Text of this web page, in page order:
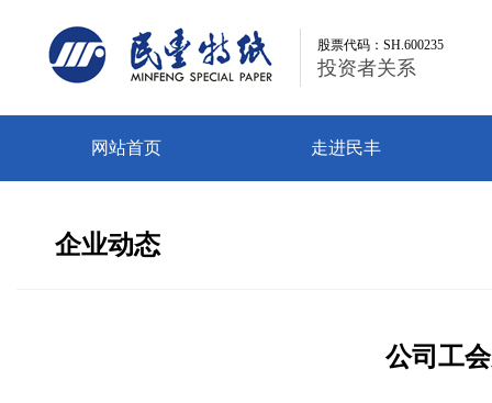
股票代码：SH.600235
投资者关系
股票代码：SH.600235
投资者关系
网站首页 走进民丰
企业动态
公司工